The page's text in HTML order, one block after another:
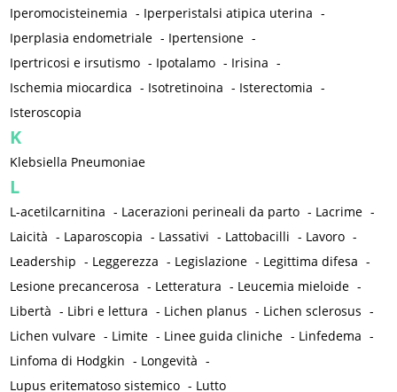
Iperomocisteinemia - Iperperistalsi atipica uterina -
Iperplasia endometriale - Ipertensione -
Ipertricosi e irsutismo - Ipotalamo - Irisina -
Ischemia miocardica - Isotretinoina - Isterectomia -
Isteroscopia
K
Klebsiella Pneumoniae
L
L-acetilcarnitina - Lacerazioni perineali da parto - Lacrime -
Laicità - Laparoscopia - Lassativi - Lattobacilli - Lavoro -
Leadership - Leggerezza - Legislazione - Legittima difesa -
Lesione precancerosa - Letteratura - Leucemia mieloide -
Libertà - Libri e lettura - Lichen planus - Lichen sclerosus -
Lichen vulvare - Limite - Linee guida cliniche - Linfedema -
Linfoma di Hodgkin - Longevità -
Lupus eritematoso sistemico - Lutto